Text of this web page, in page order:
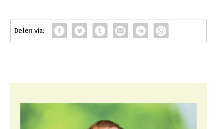
Operatie Geelgors (Yellowhammer)
prijsgeven, waarin staat hoe een ‘no-deal-brexit’ er uit ziet.Het
dat het hier gaat om een basisscenario. Het leest als een
alarmerende tekst en je vraagt je af waarom iemand in
hemelsnaam nog zou willen pleiten voor een no-deal-brexit,